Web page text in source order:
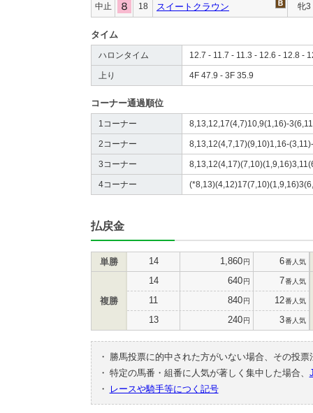
中止 18 スイートクラウン 牝3
タイム
ハロンタイム 12.7 - 11.7 - 11.3 - 12.6 - 12.8 -
上り 4F 47.9 - 3F 35.9
コーナー通過順位
1コーナー 8,13,12,17(4,7)10,9(1,16)-
2コーナー 8,13,12(4,7,17)(9,10)1,16-
3コーナー
4コーナー
払戻金
単勝 14 1,860円 6番人気
複勝
14 640円 7番人気
11 840円 12番人気
13 240円 3番人気
・
勝馬投票に的中された方がいない場合、その投
・ 特定の馬番・組番に人気が著しく集中した場合、
・
レースや騎手等につく記号